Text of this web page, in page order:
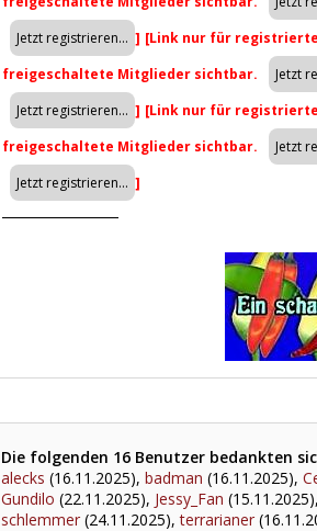
] [Link nur für
freigeschaltete Mitglieder sichtbar.
] [Link nur für
freigeschaltete Mitglieder sichtbar.
]
Die folgenden 16 Benutzer bedankten
alecks (16.11.2025), badman (16.11.2025),
Gundilo (22.11.2025), Jessy_Fan (15.11.2025),
schlemmer (24.11.2025),terrarianer